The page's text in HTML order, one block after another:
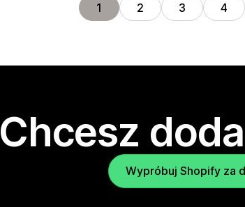
1 2 3 4
Chcesz
Wypróbuj Shopify za